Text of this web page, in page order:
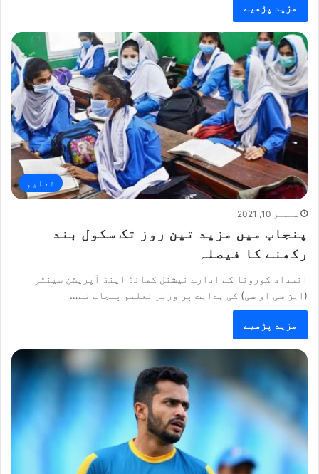
مزید پڑھیے
تعلیم
ستمبر 10, 2021
پنجاب میں مزید تین روز تک سکول بند
رکھنے کا فیصلہ
انسداد کورونا کے ادارے نیشنل کمانڈ اینڈ آپریشن سینٹر
(این سی او سی) کی ہدایت پر وزیر تعلیم پنجاب نے…
مزید پڑھیے